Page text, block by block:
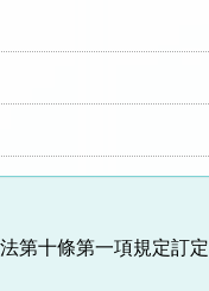
十條第一項規定訂定